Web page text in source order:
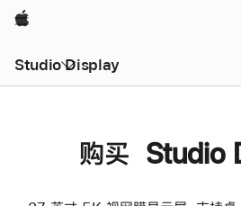
Apple
Studio Display
购买 Studio